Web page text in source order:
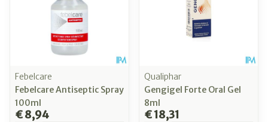
Febelcare
Febelcare Antiseptic Spray
100ml
€ 8,94
Qualiphar
Gengigel Forte Oral Gel
8ml
€ 18,31